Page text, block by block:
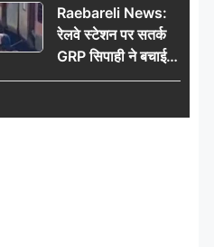
Raebareli News:
रेलवे स्टेशन पर सतर्क
GRP सिपाही ने बचाई
महिला की जान, चलती
हादसा टला; घटना